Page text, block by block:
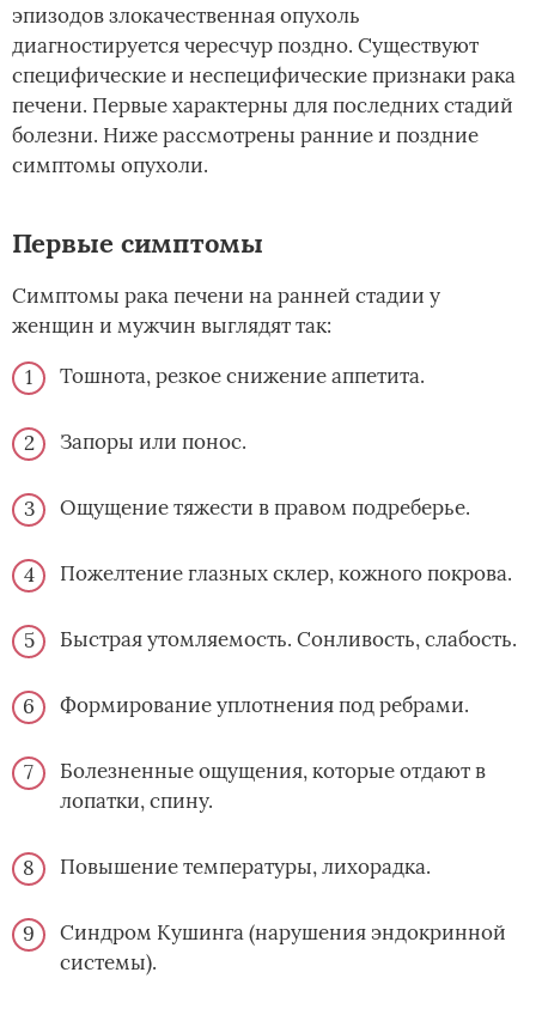
эпизодов злокачественная опухоль
диагностируется чересчур поздно. Существуют
специфические и неспецифические признаки рака
печени. Первые характерны для последних стадий
болезни. Ниже рассмотрены ранние и поздние
симптомы опухоли.
Первые симптомы
Симптомы рака печени на ранней стадии у
женщин и мужчин выглядят так:
Тошнота, резкое снижение аппетита.
Запоры или понос.
Ощущение тяжести в правом подреберье.
Пожелтение глазных склер, кожного покрова.
Быстрая утомляемость. Сонливость, слабость.
Формирование уплотнения под ребрами.
Болезненные ощущения, которые отдают в
лопатки, спину.
Повышение температуры, лихорадка.
Синдром Кушинга (нарушения эндокринной
системы).